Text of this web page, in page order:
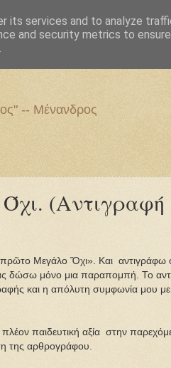
-- Μένανδρος
(Αντιγραφή
Μεγάλο Ὄχι». Και αντιγράφω
δώσω μόνο μια παραπομπή. Το
και η απόλυτη συμφωνία μου
παιδευτική αξία στην
της αρθρογράφου.
its services and to analyze
and security metrics to